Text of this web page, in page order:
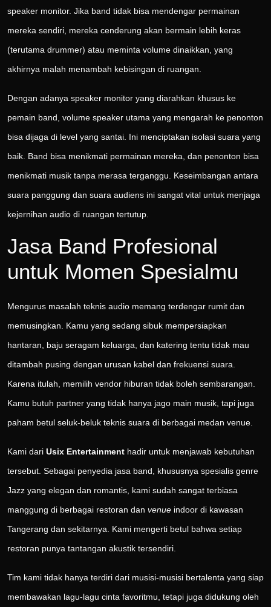
speaker monitor. Jika band tidak bisa mendengar permainan
mereka sendiri, mereka cenderung akan bermain lebih keras
(terutama drummer) atau meminta volume dinaikkan, yang
akhirnya malah menambah kebisingan di ruangan.
Dengan adanya speaker monitor yang diarahkan khusus ke
pemain band, volume speaker utama yang mengarah ke penonton
bisa dijaga di level yang santai. Ini menciptakan isolasi suara yang
baik. Band bisa menikmati permainan mereka, dan penonton bisa
menikmati musik tanpa merasa terganggu. Keseimbangan antara
suara panggung dan suara audiens ini sangat vital untuk menjaga
kejernihan audio di ruangan tertutup.
Jasa Band Profesional
untuk Momen Spesialmu
Mengurus masalah teknis audio memang terdengar rumit dan
memusingkan. Kamu yang sedang sibuk mempersiapkan
hantaran, baju seragam keluarga, dan katering tentu tidak mau
ditambah pusing dengan urusan kabel dan frekuensi suara.
Karena itulah, memilih vendor hiburan tidak boleh sembarangan.
Kamu butuh partner yang tidak hanya jago main musik, tapi juga
paham betul seluk-beluk teknis suara di berbagai medan venue.
Kami dari Usix Entertainment hadir untuk menjawab kebutuhan
tersebut. Sebagai penyedia jasa band, khususnya spesialis genre
Jazz yang elegan dan romantis, kami sudah sangat terbiasa
manggung di berbagai restoran dan venue indoor di kawasan
Tangerang dan sekitarnya. Kami mengerti betul bahwa setiap
restoran punya tantangan akustik tersendiri.
Tim kami tidak hanya terdiri dari musisi-musisi bertalenta yang siap
membawakan lagu-lagu cinta favoritmu, tetapi juga didukung oleh